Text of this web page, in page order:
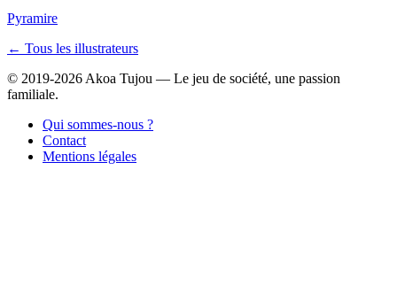
Pyramire
← Tous les illustrateurs
© 2019-2026 Akoa Tujou — Le jeu de société, une passion
familiale.
Qui sommes-nous ?
Contact
Mentions légales